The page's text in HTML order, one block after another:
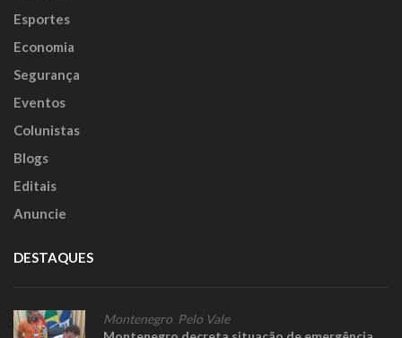
Esportes
Economia
Segurança
Eventos
Colunistas
Blogs
Editais
Anuncie
DESTAQUES
Montenegro Pelo Vale